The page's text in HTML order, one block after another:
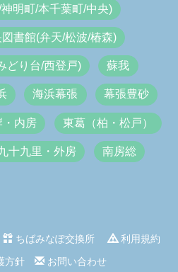
明町/本千葉町/中央)
書館(弁天/松波/椿森)
どり台/西登戸) 蘇我
海浜幕張 幕張豊砂
・内房 東葛（柏・松戸）
十九里・外房 南房総
ちばみなぽ交換所
利用規約
方針
お問い合わせ